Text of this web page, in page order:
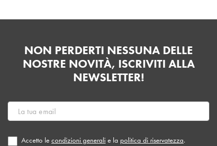
NON PERDERTI NESSUNA DELLE
NOSTRE NOVITÀ, ISCRIVITI ALLA
NEWSLETTER!
Accetto le condizioni generali e la politica di riservatezza.